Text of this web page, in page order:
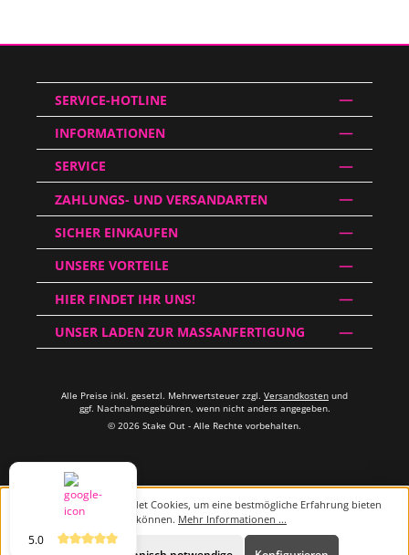
5.0
SERVICE-HOTLINE
INFORMATIONEN
SERVICE
ZAHLUNGS- UND VERSANDARTEN
SICHER EINKAUFEN
UNSERE VORTEILE
HIER FINDET IHR UNS!
UNSER LADEN ZUR MASSANFERTIGUNG
Alle Preise inkl. gesetzl. Mehrwertsteuer zzgl. Versandkosten und
ggf. Nachnahmegebühren, wenn nicht anders angegeben.
© 2026 Stake Out - Alle Rechte vorbehalten.
Diese Website verwendet Cookies, um eine bestmögliche Erfahrung bieten
zu können. Mehr Informationen ...